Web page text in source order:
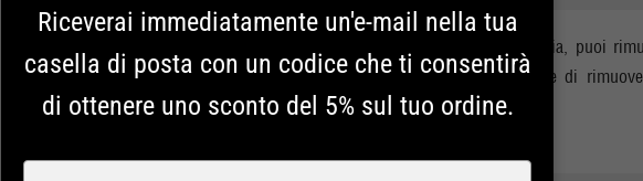
Con questo strumento di pulizia, puoi
griglia. La forma a V permette di
precedente grigliata.
Riceverai immediatamente un'e-mail nella tua
casella di posta con un codice che ti consentirà
di ottenere uno sconto del 5% sul tuo ordine.